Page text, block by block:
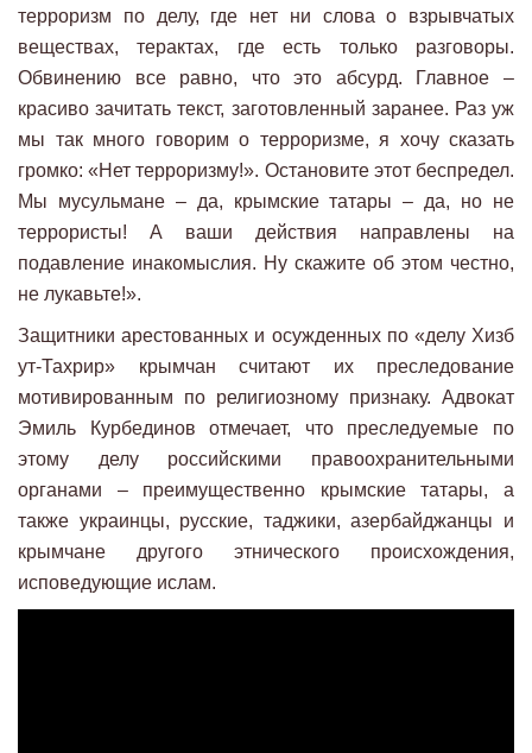
терроризм по делу, где нет ни слова о взрывчатых
веществах, терактах, где есть только разговоры.
Обвинению все равно, что это абсурд. Главное –
красиво зачитать текст, заготовленный заранее. Раз уж
мы так много говорим о терроризме, я хочу сказать
громко: «Нет терроризму!». Остановите этот беспредел.
Мы мусульмане – да, крымские татары – да, но не
террористы! А ваши действия направлены на
подавление инакомыслия. Ну скажите об этом честно,
не лукавьте!».
Защитники арестованных и осужденных по «делу Хизб
ут-Тахрир» крымчан считают их преследование
мотивированным по религиозному признаку. Адвокат
Эмиль Курбединов отмечает, что преследуемые по
этому делу российскими правоохранительными
органами – преимущественно крымские татары, а
также украинцы, русские, таджики, азербайджанцы и
крымчане другого этнического происхождения,
исповедующие ислам.